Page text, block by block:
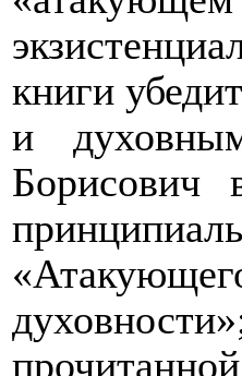
книги
и
Борисович
прочитанной